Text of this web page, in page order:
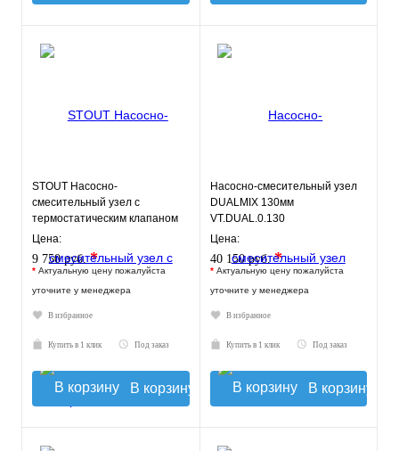
STOUT Насосно-
смесительный узел с
термостатическим клапаном
20-43°C и
жидкокристаллическим
термомет
Цена:
9 750 руб.*
* Актуальную цену пожалуйста
уточните у менеджера
В избранное
Купить в 1 клик Под заказ
В корзину
Насосно-смесительный узел
DUALMIX 130мм
VT.DUAL.0.130
Цена:
40 150 руб.*
* Актуальную цену пожалуйста
уточните у менеджера
В избранное
Купить в 1 клик Под заказ
В корзину